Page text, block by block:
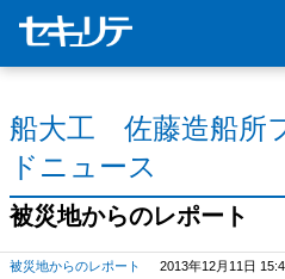
船大工 佐藤造船所
ドニュース
被災地からのレポート
被災地からのレポート 2013年12月11日